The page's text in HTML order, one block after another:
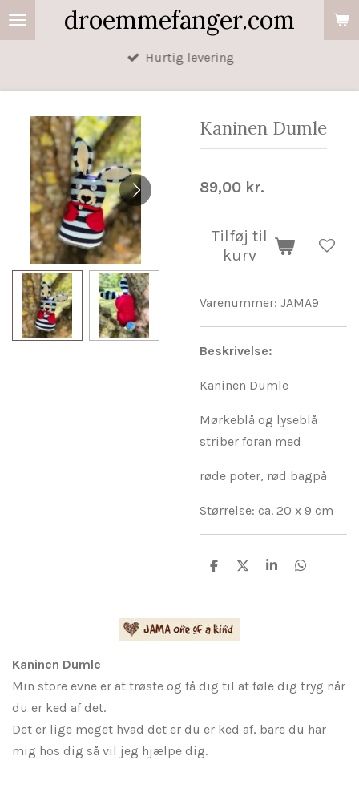
Spring
til
droemmefanger.com
Hurtig levering
Kaninen Dumle
89,00 kr.
Tilføj til
kurv
Varenummer: JAMA9
Beskrivelse:
Kaninen Dumle
Mørkeblå og lyseblå
striber foran med
røde poter, rød bagpå
Størrelse: ca. 20 x 9 cm
D
D
D
D
Kaninen Dumle
Min store evne er at trøste og få dig til at føle dig tryg når
du er ked af det.
Det er lige meget hvad det er du er ked af, bare du har
mig hos dig ​så vil jeg hjælpe dig.